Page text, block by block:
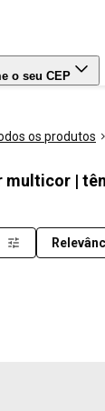
o seu CEP
os produtos
multicor |